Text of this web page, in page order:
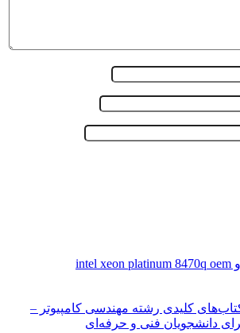
کلیدی رشته مهندسی کامپیوتر –
دانشجویان فنی و حرفه‌ای